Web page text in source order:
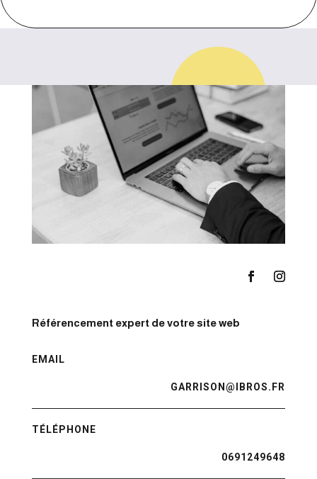
Référencement expert de votre site web
EMAIL
GARRISON@IBROS.FR
TÉLÉPHONE
0691249648